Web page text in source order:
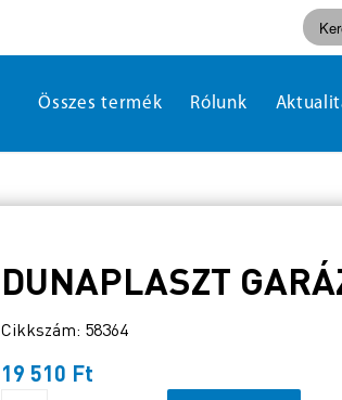
Összes termék Rólunk
DUNAPLASZT
Cikkszám: 58364
19 510 Ft